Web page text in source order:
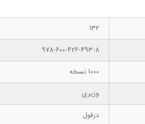
132
978-600-426-493-8
1000 نسخه
وزیری
دزفول